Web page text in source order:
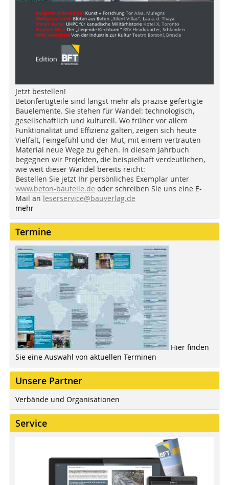
Jetzt bestellen!
Betonfertigteile sind längst mehr als präzise gefertigte
Bauelemente. Sie stehen für Wandel: technologisch,
gesellschaftlich und kulturell. Wo früher vor allem
Funktionalität und Effizienz galten, zeigen sich heute
Vielfalt, Feingefühl und der Mut, mit einem vertrauten
Material neue Wege zu gehen. In diesem Jahrbuch
begegnen wir Projekten, die beispielhaft verdeutlichen,
wie weit dieser Wandel bereits reicht:
Bestellen Sie jetzt Ihr persönliches Exemplar unter
www.beton-bauteile.de oder schreiben Sie uns eine E-
Mail an leserservice@bauverlag.de
mehr
Termine
Hier finden
Sie eine Auswahl von aktuellen Terminen
Unsere Partner
Verbände und Organisationen
Service